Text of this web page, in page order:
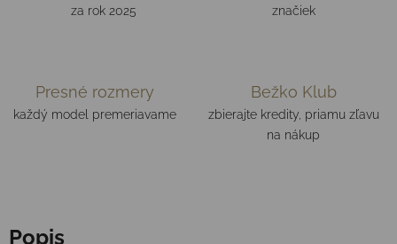
za rok 2025
značiek
Presné rozmery
každý model premeriavame
Bežko Klub
zbierajte kredity, priamu zľavu
na nákup
Popis